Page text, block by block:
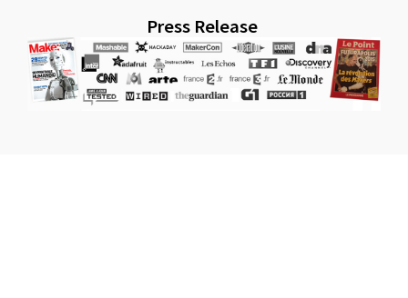
Press Release